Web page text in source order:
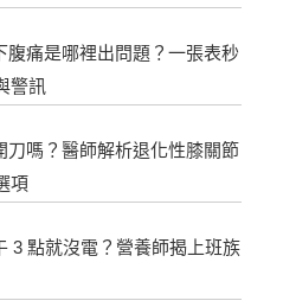
腹痛是哪裡出問題？一張表秒
警訊
刀嗎？醫師解析退化性膝關節
項
3 點就沒電？營養師揭上班族